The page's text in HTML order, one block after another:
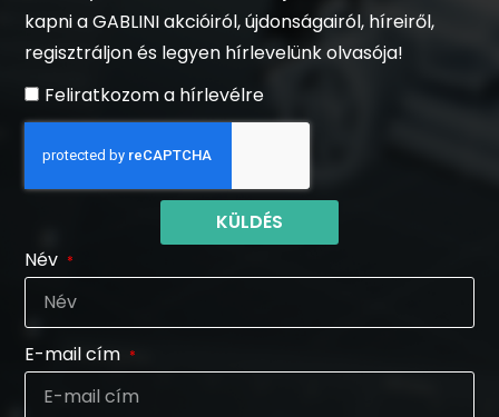
kapni a GABLINI akcióiról, újdonságairól, híreiről,
regisztráljon és legyen hírlevelünk olvasója!
Feliratkozom a hírlevélre
KÜLDÉS
Név
E-mail cím